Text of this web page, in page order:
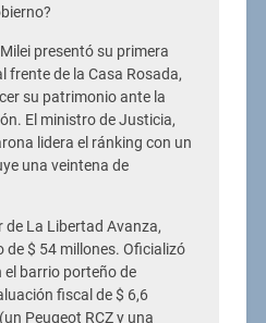
presentó su primera
frente de la Casa Rosada,
su patrimonio ante la
El ministro de Justicia,
lidera el ránking con un
una veintena de
de La Libertad Avanza,
de $ 54 millones. Oficializó
barrio porteño de
fiscal de $ 6,6
Peugeot RCZ y una